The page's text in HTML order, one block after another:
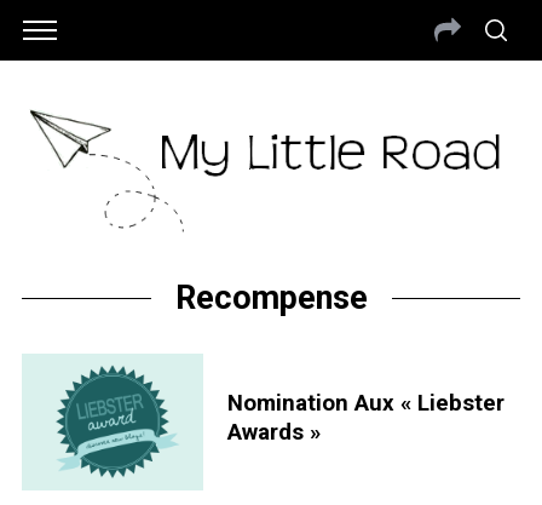
Recompense
Nomination Aux « Liebster
Awards »